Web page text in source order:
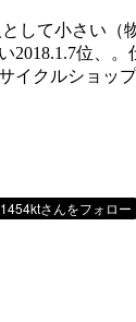
して小さい（
2018.1.7位、
イクルショッ